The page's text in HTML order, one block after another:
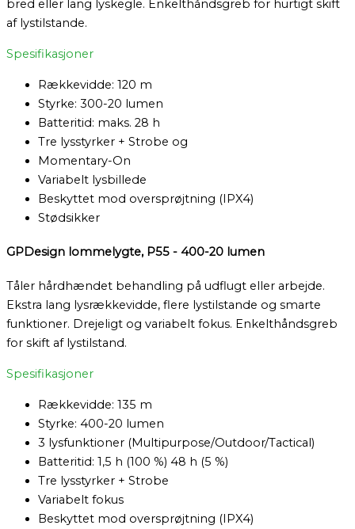
bred eller lang lyskegle. Enkelthåndsgreb for hurtigt skift
af lystilstande.
Spesifikasjoner
Rækkevidde: 120 m
Styrke: 300-20 lumen
Batteritid: maks. 28 h
Tre lysstyrker + Strobe og
Momentary-On
Variabelt lysbillede
Beskyttet mod oversprøjtning (IPX4)
Stødsikker
GPDesign lommelygte, P55 - 400-20 lumen
Tåler hårdhændet behandling på udflugt eller arbejde.
Ekstra lang lysrækkevidde, flere lystilstande og smarte
funktioner. Drejeligt og variabelt fokus. Enkelthåndsgreb
for skift af lystilstand.
Spesifikasjoner
Rækkevidde: 135 m
Styrke: 400-20 lumen
3 lysfunktioner (Multipurpose/Outdoor/Tactical)
Batteritid: 1,5 h (100 %) 48 h (5 %)
Tre lysstyrker + Strobe
Variabelt fokus
Beskyttet mod oversprøjtning (IPX4)